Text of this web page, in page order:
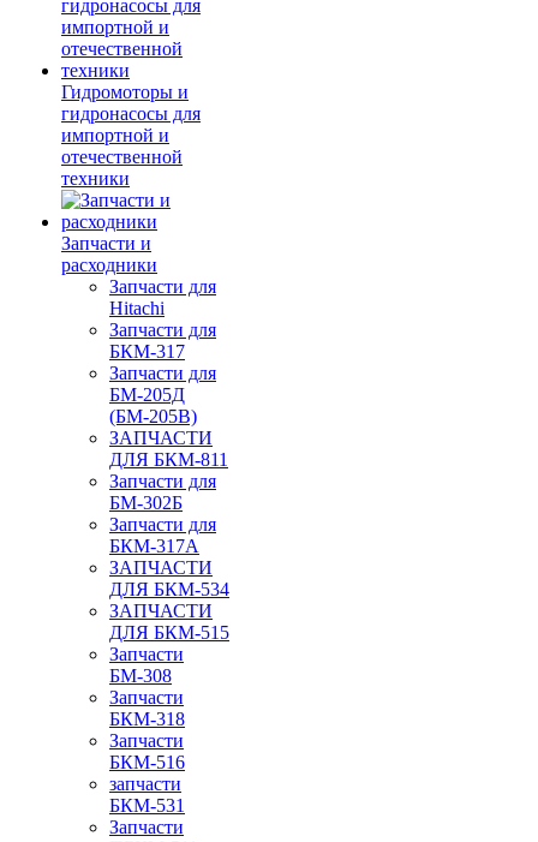
Гидромоторы и
гидронасосы для
импортной и
отечественной
техники
Запчасти и
расходники
Запчасти для
Hitachi
Запчасти для
БКМ-317
Запчасти для
БМ-205Д
(БМ-205В)
ЗАПЧАСТИ
ДЛЯ БКМ-811
Запчасти для
БМ-302Б
Запчасти для
БКМ-317А
ЗАПЧАСТИ
ДЛЯ БКМ-534
ЗАПЧАСТИ
ДЛЯ БКМ-515
Запчасти
БМ-308
Запчасти
БКМ-318
Запчасти
БКМ-516
запчасти
БКМ-531
Запчасти